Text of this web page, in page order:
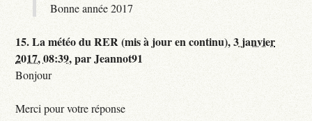
Bonne année 2017
15.La météo du RER (mis à jour en continu),3 janvier
2017, 08:39,parJeannot91
Bonjour
Merci pour votre réponse